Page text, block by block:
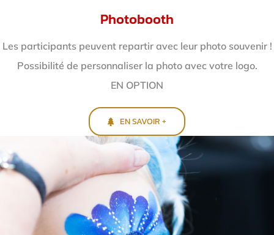
Photobooth
Les participants peuvent repartir avec leur photo souvenir !
Possibilité de personnaliser la photo avec votre logo.
EN OPTION
EN SAVOIR +